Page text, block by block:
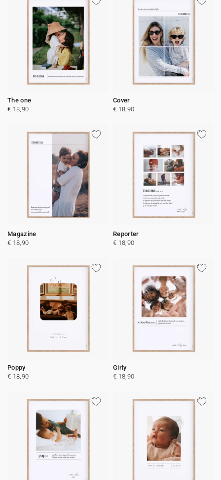
The one
€ 18,90
Cover
€ 18,90
Magazine
€ 18,90
Reporter
€ 18,90
Poppy
€ 18,90
Girly
€ 18,90